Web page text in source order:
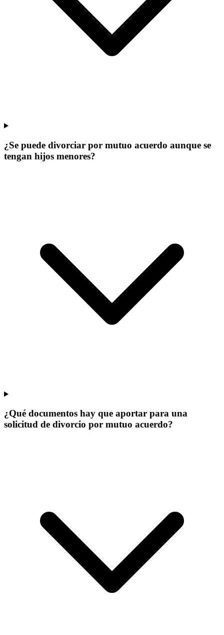
¿Se puede divorciar por mutuo acuerdo aunque se
tengan hijos menores?
¿Qué documentos hay que aportar para una
solicitud de divorcio por mutuo acuerdo?